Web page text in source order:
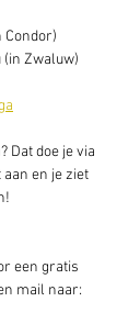
Condor)
(in Zwaluw)
? Dat doe je via
en je ziet
een gratis
mail naar: